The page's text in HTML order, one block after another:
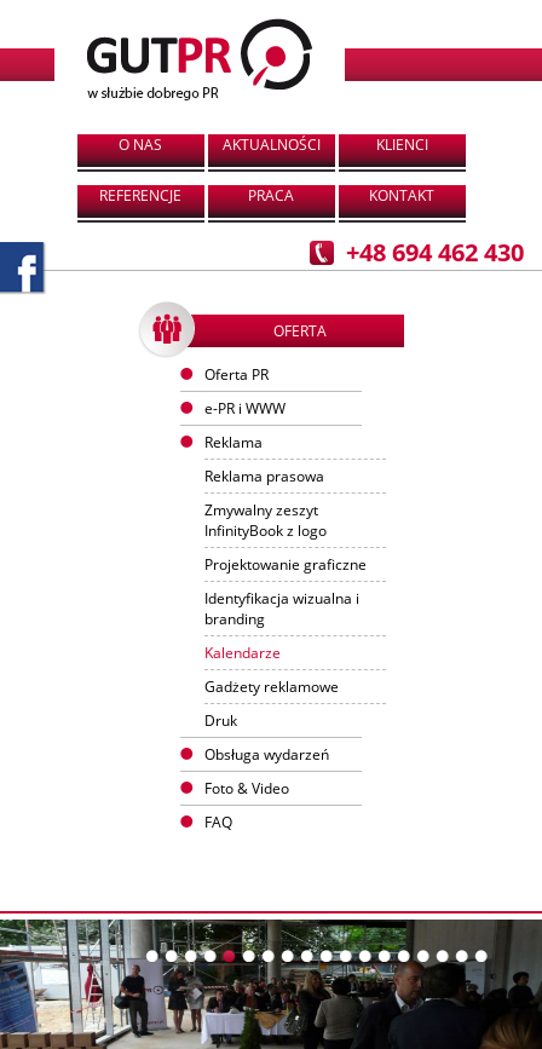
O NAS AKTUALNOŚCI KLIENCI
REFERENCJE PRACA KONTAKT
+48 694 462 430
OFERTA
Oferta PR
e-PR i WWW
Reklama
Reklama prasowa
Zmywalny zeszyt
InfinityBook z logo
Projektowanie graficzne
Identyfikacja wizualna i
branding
Kalendarze
Gadżety reklamowe
Druk
Obsługa wydarzeń
Foto & Video
FAQ